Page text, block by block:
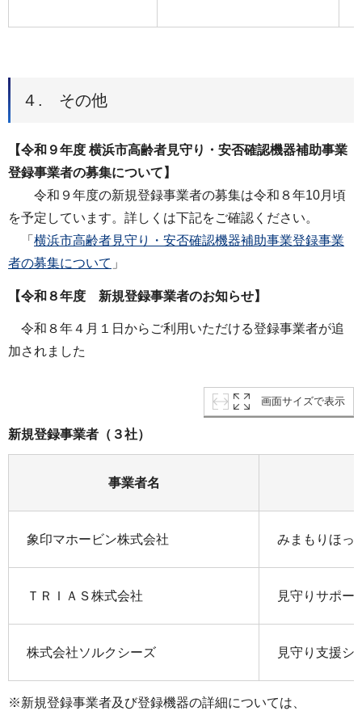
４. その他
【令和９年度 横浜市高齢者見守り・安否確認機器補助事業
登録事業者の募集について】
令和９年度の新規登録事業者の募集は令和８年10月頃
を予定しています。詳しくは下記をご確認ください。
「 横浜市高齢者見守り・安否確認機器補助事業登録事業
者の募集について 」
【令和８年度 新規登録事業者のお知らせ】
令和８年４月１日からご利用いただける登録事業者が追
加されました
画面サイズで表示
新規登録事業者（３社）
事業者名
象印マホービン株式会社 みまもりほっ
ＴＲＩＡＳ株式会社 見守りサポー
株式会社ソルクシーズ 見守り支援シ
※新規登録事業者及び登録機器の詳細については、